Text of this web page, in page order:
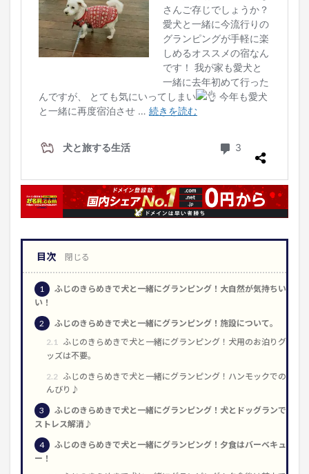
目次
1
ふじのきらめきで犬と一緒にグランピング！大自然が気持ちい
い！
2
ふじのきらめきで犬と一緒にグランピング！施設について。
2.1 ふじのきらめきで犬と一緒にグランピング！犬用のお泊りグ
ッズは不要。
2.2 ふじのきらめきで犬と一緒にグランピング！ハンモックでの
んびり♪
3
ふじのきらめきで犬と一緒にグランピング！犬とドッグランで
ストレス解消♪
4
ふじのきらめきで犬と一緒にグランピング！夕食はバーベキュ
ー！